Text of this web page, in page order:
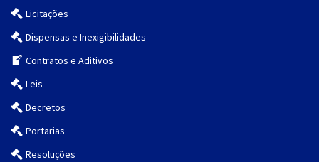
Licitações
Dispensas e Inexigibilidades
Contratos e Aditivos
Leis
Decretos
Portarias
Resoluções